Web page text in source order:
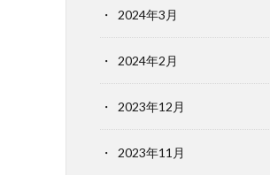
2024年3月
2024年2月
2023年12月
2023年11月